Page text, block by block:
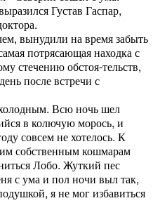
Густав Гаспар,
вынудили на время забыть
потрясающая находка с
стечению обстоя-тельств,
после встречи с
Всю ночь шел
в колючую морось, и
совсем не хотелось. К
собственным кошмарам
Лобо. Жуткий пес
с ума и пол ночи выл так,
я не мог избавиться